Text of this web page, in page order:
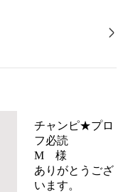
チャンピ★プロ
フ必読
M　様
ありがとうござ
います。